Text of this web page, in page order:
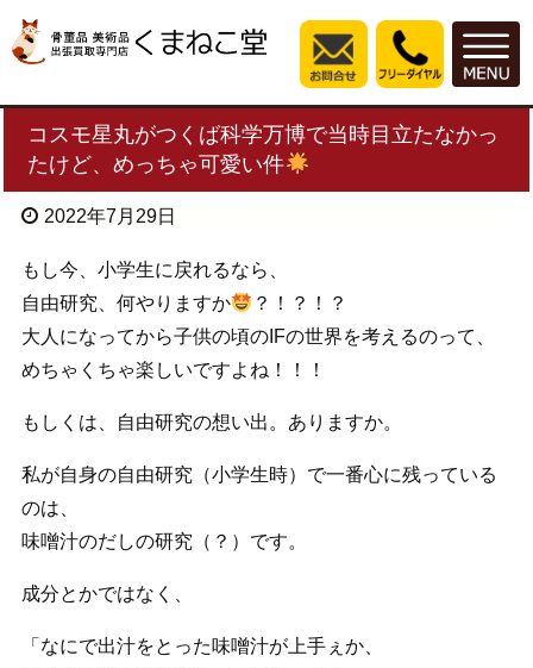
コスモ星丸がつくば科学万博で当時目立たなかっ
たけど、めっちゃ可愛い件
2022年7月29日
もし今、小学生に戻れるなら、
自由研究、何やりますか
？！？！？
大人になってから子供の頃のIFの世界を考えるのって、
めちゃくちゃ楽しいですよね！！！
もしくは、自由研究の想い出。ありますか。
私が自身の自由研究（小学生時）で一番心に残っている
のは、
味噌汁のだしの研究（？）です。
成分とかではなく、
「なにで出汁をとった味噌汁が上手ぇか、